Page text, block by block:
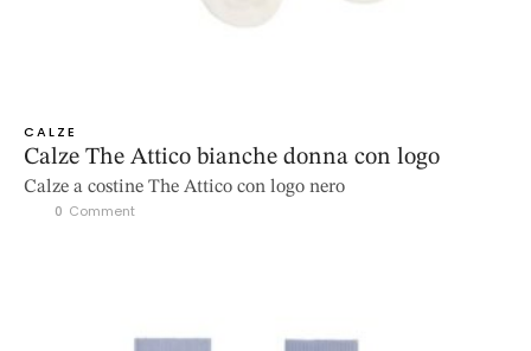
CALZE
Calze The Attico bianche donna con logo
Calze a costine The Attico con logo nero
0 Comment